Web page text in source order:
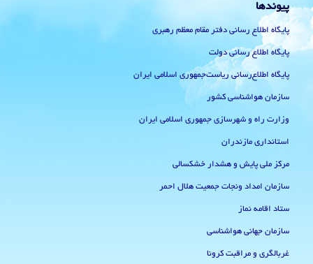
پیوندها
پایگاه اطلاع رسانی دفتر مقام معظم رهبری
پایگاه اطلاع رسانی دولت
پایگاه اطلاع‌رسانی ریاست‌جمهوری اسلامی ایران
سازمان هواشناسی کشور
وزارت راه و شهرسازی جمهوری اسلامی ایران
استانداری مازندران
مرکز ملی پایش و هشدار خشکسالی
سازمان امداد ونجات جمعیت هلال احمر
ستاد اقامه نماز
سازمان جهانی هواشناسی
غربالگری و مراقبت کرونا